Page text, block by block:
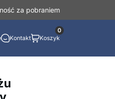
za pobraniem
Kontakt Koszyk
0